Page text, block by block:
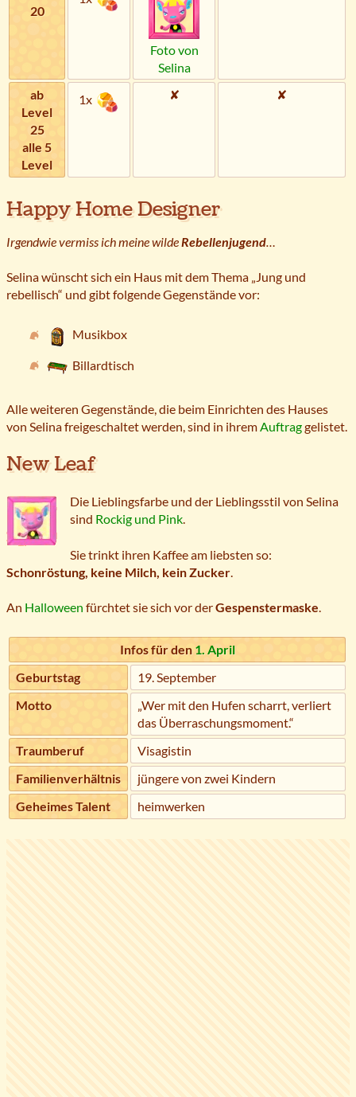
20
Foto von
Selina
ab
Level
25
alle 5
Level
1x ✘ ✘
Happy Home Designer
Irgendwie vermiss ich meine wilde Rebellenjugend
Selina wünscht sich ein Haus mit dem Thema „Jung und
rebellisch“ und gibt folgende Gegenstände vor:
Musikbox
Billardtisch
Alle weiteren Gegenstände, die beim Einrichten des Hauses
von Selina freigeschaltet werden, sind in ihrem Auftraggelistet.
New Leaf
Die Lieblingsfarbe und der Lieblingsstil von Selina
sind Rockig und Pink.
Sie trinkt ihren Kaffee am liebsten so:
Schonröstung, keine Milch, kein Zucker
An Halloween fürchtet sie sich vor derGespenstermaske.
Infos für den 1. April
Geburtstag
19. September
Motto
„Wer mit den Hufen scharrt, verliert
das Überraschungsmoment.“
Traumberuf
Visagistin
Familienverhältnis
jüngere von zwei Kindern
Geheimes Talent
heimwerken